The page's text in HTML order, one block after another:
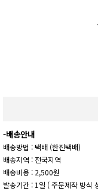
-배송안내
배송방법 : 택배 (한진택배)
배송지역 : 전국지역
배송비용 : 2,500원
발송기간 : 1일 ( 주문제작 방식